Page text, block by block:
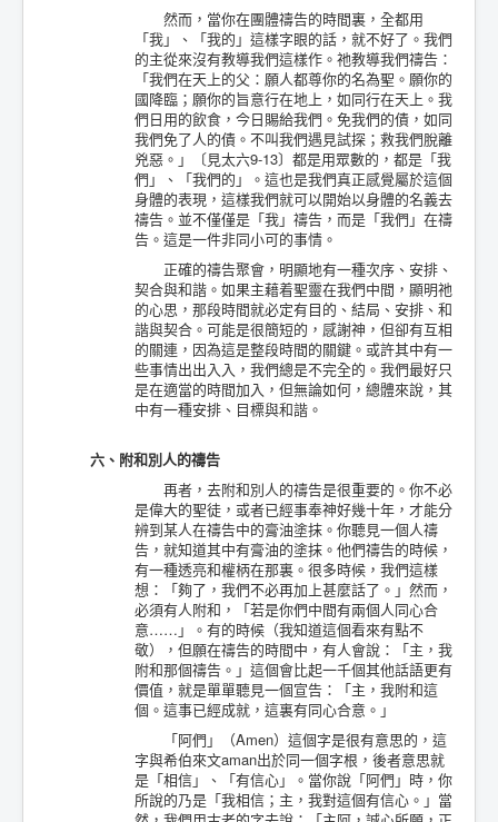
然而，當你在團體禱告的時間裏，全都用
「我」、「我的」這樣字眼的話，就不好了。我們
的主從來沒有教導我們這樣作。祂教導我們禱告：
「我們在天上的父：願人都尊你的名為聖。願你的
國降臨；願你的旨意行在地上，如同行在天上。我
們日用的飲食，今日賜給我們。免我們的債，如同
我們免了人的債。不叫我們遇見試探；救我們脫離
兇惡。」〔見太六9-13〕都是用眾數的，都是「我
們」、「我們的」。這也是我們真正感覺屬於這個
身體的表現，這樣我們就可以開始以身體的名義去
禱告。並不僅僅是「我」禱告，而是「我們」在禱
告。這是一件非同小可的事情。
正確的禱告聚會，明顯地有一種次序、安排、
契合與和諧。如果主藉着聖靈在我們中間，顯明祂
的心思，那段時間就必定有目的、結局、安排、和
諧與契合。可能是很簡短的，感謝神，但卻有互相
的關連，因為這是整段時間的關鍵。或許其中有一
些事情出出入入，我們總是不完全的。我們最好只
是在適當的時間加入，但無論如何，總體來說，其
中有一種安排、目標與和諧。
六、附和別人的禱告
再者，去附和別人的禱告是很重要的。你不必
是偉大的聖徒，或者已經事奉神好幾十年，才能分
辨到某人在禱告中的膏油塗抹。你聽見一個人禱
告，就知道其中有膏油的塗抹。他們禱告的時候，
有一種透亮和權柄在那裏。很多時候，我們這樣
想：「夠了，我們不必再加上甚麼話了。」然而，
必須有人附和，「若是你們中間有兩個人同心合
意……」。有的時候（我知道這個看來有點不
敬），但願在禱告的時間中，有人會說：「主，我
附和那個禱告。」這個會比起一千個其他話語更有
價值，就是單單聽見一個宣告：「主，我附和這
個。這事已經成就，這裏有同心合意。」
「阿們」（Amen）這個字是很有意思的，這
字與希伯來文aman出於同一個字根，後者意思就
是「相信」、「有信心」。當你說「阿們」時，你
所說的乃是「我相信；主，我對這個有信心。」當